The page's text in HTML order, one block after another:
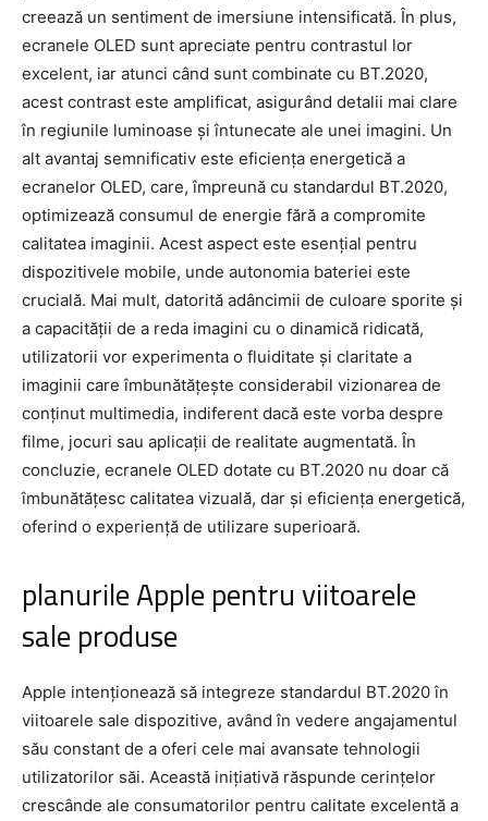
creează un sentiment de imersiune intensificată. În plus,
ecranele OLED sunt apreciate pentru contrastul lor
excelent, iar atunci când sunt combinate cu BT.2020,
acest contrast este amplificat, asigurând detalii mai clare
în regiunile luminoase și întunecate ale unei imagini. Un
alt avantaj semnificativ este eficiența energetică a
ecranelor OLED, care, împreună cu standardul BT.2020,
optimizează consumul de energie fără a compromite
calitatea imaginii. Acest aspect este esențial pentru
dispozitivele mobile, unde autonomia bateriei este
crucială. Mai mult, datorită adâncimii de culoare sporite și
a capacității de a reda imagini cu o dinamică ridicată,
utilizatorii vor experimenta o fluiditate și claritate a
imaginii care îmbunătățește considerabil vizionarea de
conținut multimedia, indiferent dacă este vorba despre
filme, jocuri sau aplicații de realitate augmentată. În
concluzie, ecranele OLED dotate cu BT.2020 nu doar că
îmbunătățesc calitatea vizuală, dar și eficiența energetică,
oferind o experiență de utilizare superioară.
planurile Apple pentru viitoarele
sale produse
Apple intenționează să integreze standardul BT.2020 în
viitoarele sale dispozitive, având în vedere angajamentul
său constant de a oferi cele mai avansate tehnologii
utilizatorilor săi. Această inițiativă răspunde cerințelor
crescânde ale consumatorilor pentru calitate excelentă a